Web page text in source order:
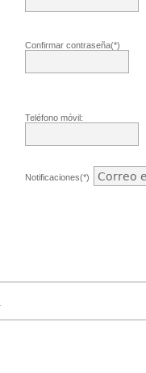
Confirmar contraseña(*)
Teléfono móvil:
Notificaciones(*)